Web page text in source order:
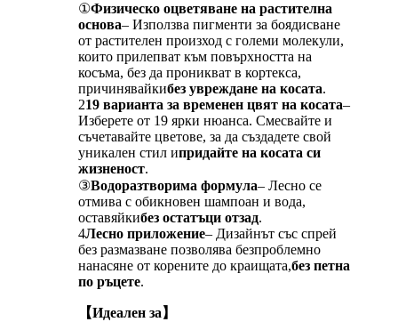
①Физическо оцветяване на растителна
основа– Използва пигменти за боядисване
от растителен произход с големи молекули,
които прилепват към повърхността на
косъма, без да проникват в кортекса,
причинявайкибез увреждане на косата.
219 варианта за временен цвят на косата–
Изберете от 19 ярки нюанса. Смесвайте и
съчетавайте цветове, за да създадете свой
уникален стил ипридайте на косата си
жизненост.
③Водоразтворима формула– Лесно се
отмива с обикновен шампоан и вода,
оставяйкибез остатъци отзад.
4Лесно приложение– Дизайнът със спрей
без размазване позволява безпроблемно
нанасяне от корените до краищата,без петна
по ръцете.
【Идеален за】